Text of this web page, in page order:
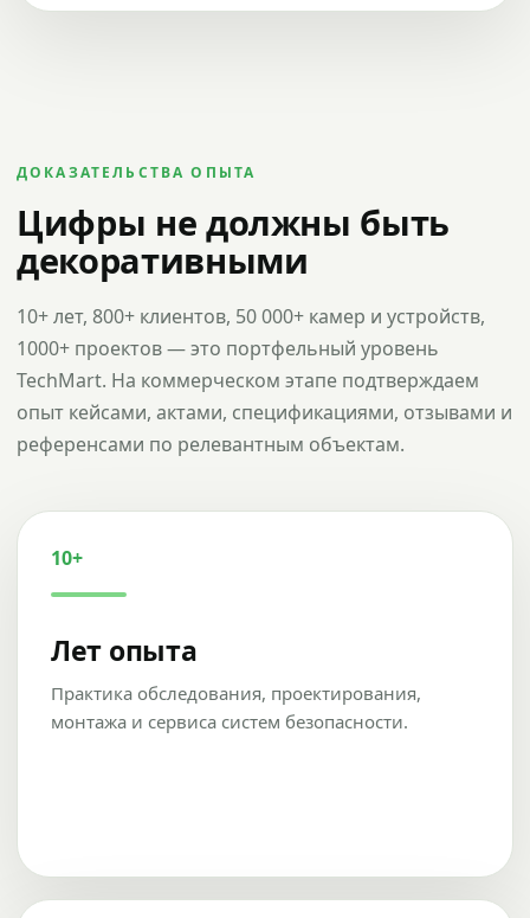
ДОКАЗАТЕЛЬСТВА ОПЫТА
Цифры не должны быть
декоративными
10+ лет, 800+ клиентов, 50 000+ камер и устройств,
1000+ проектов — это портфельный уровень
TechMart. На коммерческом этапе подтверждаем
опыт кейсами, актами, спецификациями, отзывами и
референсами по релевантным объектам.
10+
Лет опыта
Практика обследования, проектирования,
монтажа и сервиса систем безопасности.